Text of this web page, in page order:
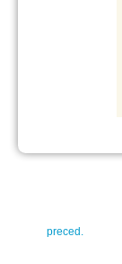
preced.